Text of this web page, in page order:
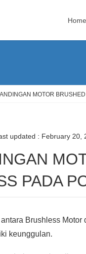
Home
MOTOR
updated : February 20,
PADA
Brushless
keunggulan.